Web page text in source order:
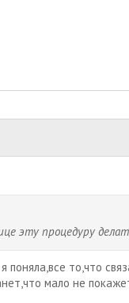
эту процедуру
то,что
мало не